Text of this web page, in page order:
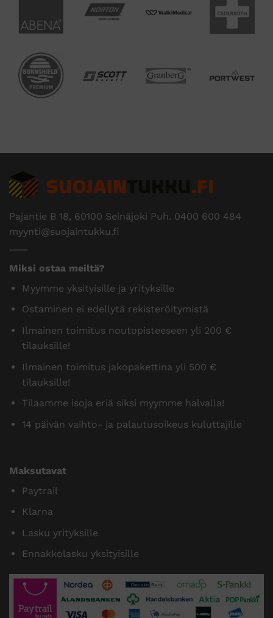
Pajantie B 18, 60100 Seinäjoki Puh. 0400 600 484
myynti@suojaintukku.fi
Miksi ostaa meiltä?
Myymme yksityisille ja yrityksille
Ostaminen ei edellytä rekisteröitymistä
Ilmainen toimitus noutopisteeseen yli 200 €
tilauksille!
Ilmainen toimitus jakopakettina yli 500 €
tilauksille!
Tilaamme isoja eriä siksi myymme halvalla!
14 päivän vaihto- ja palautusoikeus kuluttajille
Maksutavat
Paytrail
Klarna
Lasku yrityksille
Ennakkolasku yksityisille